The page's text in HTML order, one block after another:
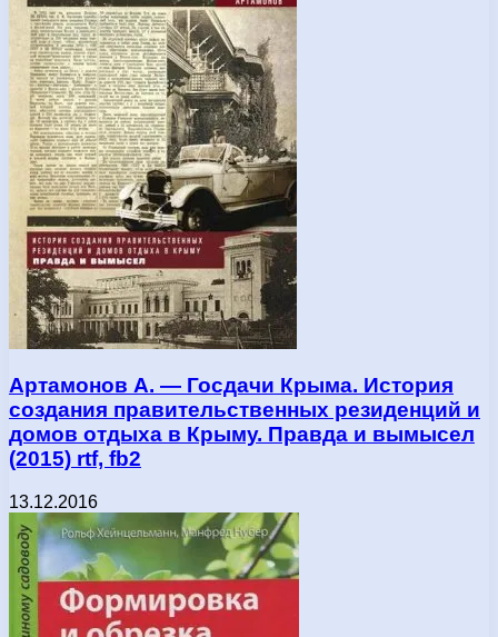
Артамонов А. — Госдачи Крыма. История
создания правительственных резиденций и
домов отдыха в Крыму. Правда и вымысел
(2015) rtf, fb2
13.12.2016